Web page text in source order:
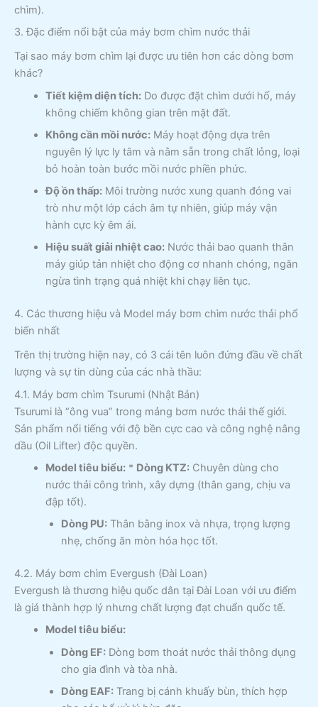
chìm).
3. Đặc điểm nổi bật của máy bơm chìm nước thải
Tại sao máy bơm chìm lại được ưu tiên hơn các dòng bơm
khác?
Tiết kiệm diện tích:Do được đặt chìm dưới hố, máy
không chiếm không gian trên mặt đất.
Không cần mồi nước:Máy hoạt động dựa trên
nguyên lý lực ly tâm và nằm sẵn trong chất lỏng, loại
bỏ hoàn toàn bước mồi nước phiền phức.
Độ ồn thấp:Môi trường nước xung quanh đóng vai
trò như một lớp cách âm tự nhiên, giúp máy vận
hành cực kỳ êm ái.
Hiệu suất giải nhiệt cao:Nước thải bao quanh thân
máy giúp tản nhiệt cho động cơ nhanh chóng, ngăn
ngừa tình trạng quá nhiệt khi chạy liên tục.
4. Các thương hiệu và Model máy bơm chìm nước thải phổ
biến nhất
Trên thị trường hiện nay, có 3 cái tên luôn đứng đầu về chất
lượng và sự tin dùng của các nhà thầu:
4.1. Máy bơm chìm Tsurumi (Nhật Bản)
Tsurumi là “ông vua” trong mảng bơm nước thải thế giới.
Sản phẩm nổi tiếng với độ bền cực cao và công nghệ nâng
dầu (Oil Lifter) độc quyền.
Model tiêu biểu:* Dòng KTZ:Chuyên dùng cho
nước thải công trình, xây dựng (thân gang, chịu va
đập tốt).
Dòng PU:Thân bằng inox và nhựa, trọng lượng
nhẹ, chống ăn mòn hóa học tốt.
4.2. Máy bơm chìm Evergush (Đài Loan)
Evergush là thương hiệu quốc dân tại Đài Loan với ưu điểm
là giá thành hợp lý nhưng chất lượng đạt chuẩn quốc tế.
Model tiêu biểu:
Dòng EF:Dòng bơm thoát nước thải thông dụng
cho gia đình và tòa nhà.
Dòng EAF:Trang bị cánh khuấy bùn, thích hợp